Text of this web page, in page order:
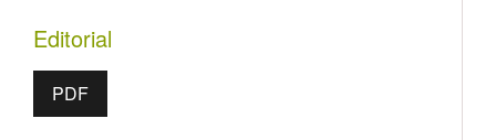
Editorial
PDF